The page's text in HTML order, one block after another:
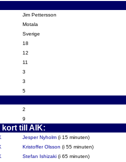
Jim Pettersson
Motala
Sverige
18
12
11
3
3
5
2
9
till AIK:
Jesper Nyholm (i 15 minuten)
Kristoffer Olsson (i 55 minuten)
Stefan Ishizaki (i 65 minuten)